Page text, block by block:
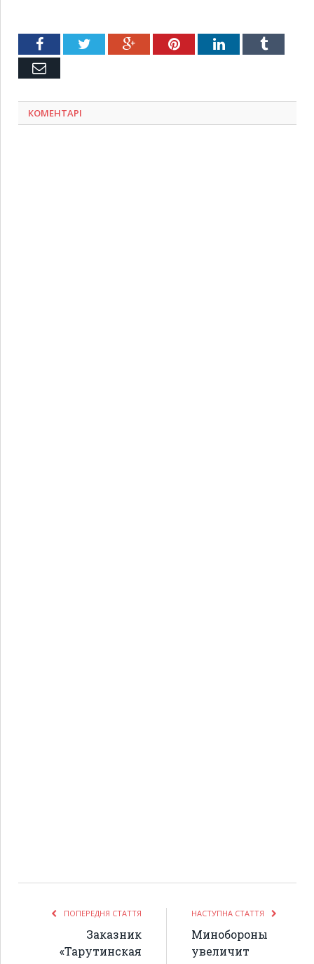
FacebookTwitter Google+PinterestLinkedInTumblr
Емейл
КОМЕНТАРІ
ПОПЕРЕДНЯ СТАТТЯ
Заказник
«Тарутинская
НАСТУПНА СТАТТЯ
Минобороны
увеличит